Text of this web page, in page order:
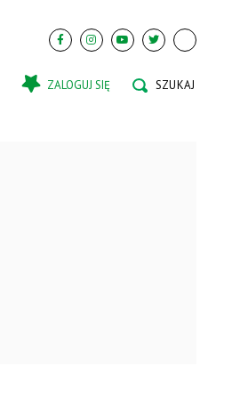
ZALOGUJ SIĘ